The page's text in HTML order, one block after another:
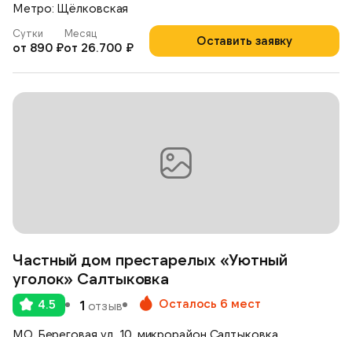
Метро: Щёлковская
Оставить заявку
Сутки
от 890 ₽
Месяц
от 26.700 ₽
Частный дом престарелых «Уютный
уголок» Салтыковка
4.5 1 отзыв Осталось 6 мест
МО, Береговая ул., 10, микрорайон Салтыковка